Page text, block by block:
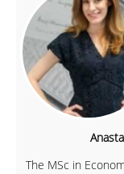
The MSc in